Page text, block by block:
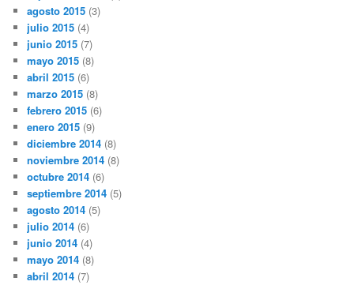
agosto 2015 (3)
julio 2015 (4)
junio 2015 (7)
mayo 2015 (8)
abril 2015 (6)
marzo 2015 (8)
febrero 2015 (6)
enero 2015 (9)
diciembre 2014 (8)
noviembre 2014 (8)
octubre 2014 (6)
septiembre 2014 (5)
agosto 2014 (5)
julio 2014 (6)
junio 2014 (4)
mayo 2014 (8)
abril 2014 (7)